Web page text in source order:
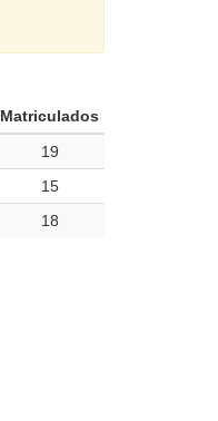
Matriculados
19
15
18